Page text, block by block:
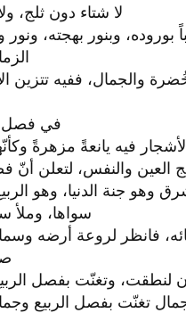
لا شتاء دون
بوروده، وبنور بهجته،
والجمال، ففيه تتزين
في فصل
فيه يانعةً مزهرةً
العين والنفس، لتعلن
جنة الدنيا، وهو
سواها، وملأ
مائه، فانظر لروعة أرضه
لنطقت، وتغنّت بفصل الربيع
تغنّت بفصل الربيع